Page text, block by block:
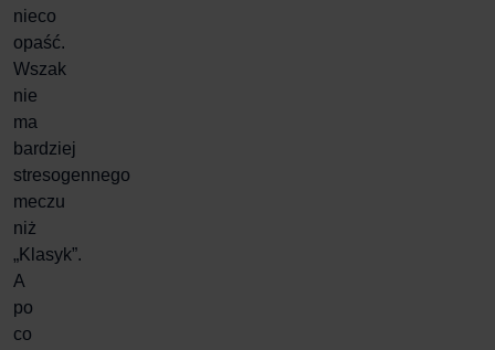
nieco
opaść.
Wszak
nie
ma
bardziej
stresogennego
meczu
niż
„Klasyk”.
A
po
co